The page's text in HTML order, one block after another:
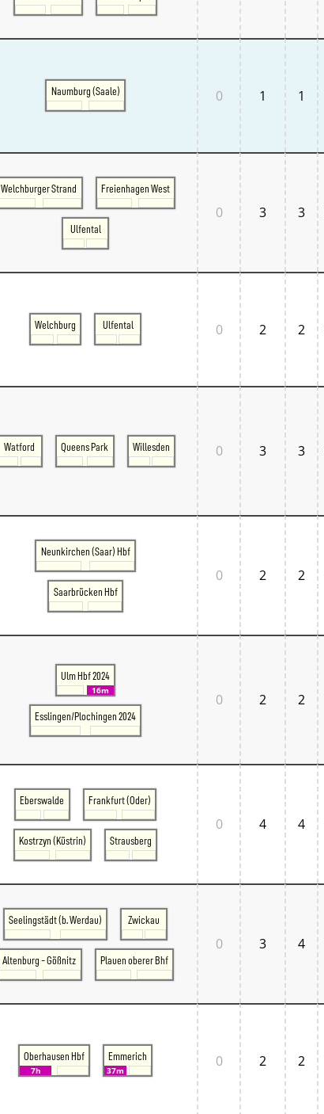
Normandie
Île-de-France
Großbritannien London
Großbritannien South East
Großbritannien South West
Bern - Lötschberg
Ostschweiz
Tessin
Zürich und Umgebung
Skandinavien
Sverige
Tschechien
Tschechien Ost
Alternative Stellwerke
BundesbahnZeiten
Polen
Österreich
Österreich Mitte
Naumburg (Saale) 0 1 1
Welchburger Strand Freienhagen West
Ulfental
0 3 3
Welchburg Ulfental 0 2 2
Watford Queens Park Willesden 0 3 3
Neunkirchen (Saar) Hbf
Saarbrücken Hbf
0 2 2
Ulm Hbf 2024
16m
Esslingen/Plochingen 2024
0 2 2
Eberswalde Frankfurt (Oder)
Kostrzyn (Küstrin) Strausberg
0 4 4
Seelingstädt (b. Werdau) Zwickau
Altenburg - Gößnitz Plauen oberer Bhf
0 3 4
Oberhausen Hbf
7h
Emmerich
37m
0 2 2